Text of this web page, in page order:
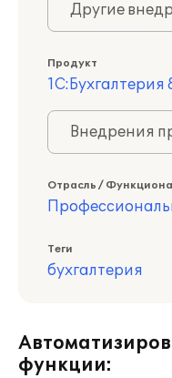
Другие
Продукт
1С:Бухгалтерия
Внедрения
Отрасль /
Теги
бухгалтерия
функции: